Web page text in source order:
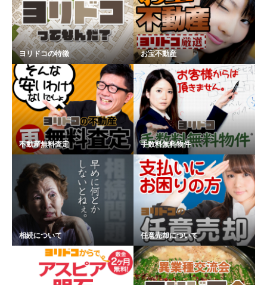
ヨリドコの特徴 お宝不動産
不動産無料査定 手数料無料物件
相続について 任意売却について